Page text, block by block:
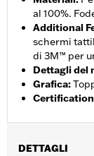
al 100%.
Additional
schermi
di 3M™ per
Dettagli del
Grafica:
Certification
DETTAGLI